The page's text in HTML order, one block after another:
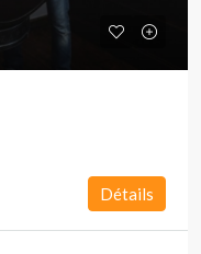
Détails